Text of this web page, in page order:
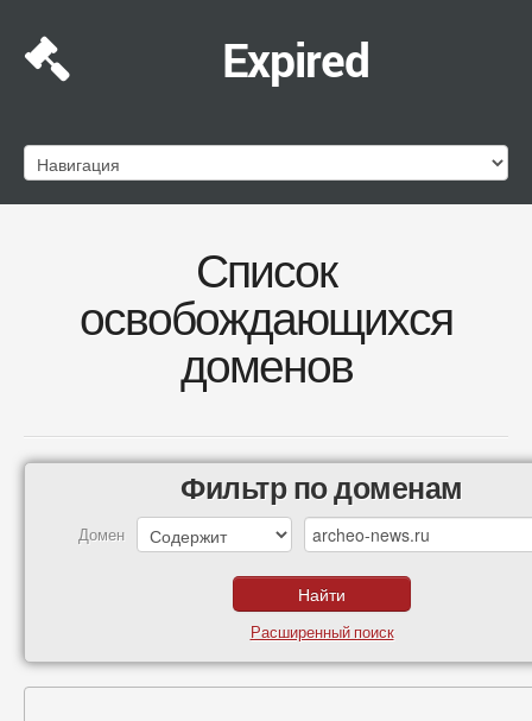
Expired
Список
освобождающихся
доменов
Фильтр по доменам
Домен
Расширенный поиск